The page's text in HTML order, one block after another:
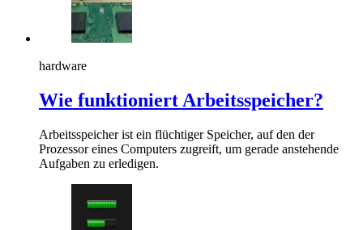
hardware
Wie funktioniert Arbeitsspeicher?
Arbeitsspeicher ist ein flüchtiger Speicher, auf den der
Prozessor eines Computers zugreift, um gerade anstehende
Aufgaben zu erledigen.